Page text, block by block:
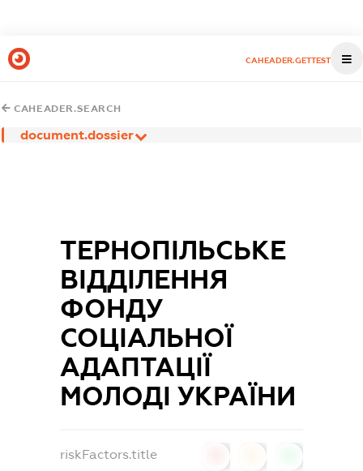
CAHEADER.GETTEST
CAHEADER.SEARCH
document.dossier
ТЕРНОПІЛЬСЬКЕ
ВІДДІЛЕННЯ
ФОНДУ
СОЦІАЛЬНОЇ
АДАПТАЦІЇ
МОЛОДІ УКРАЇНИ
riskFactors.title